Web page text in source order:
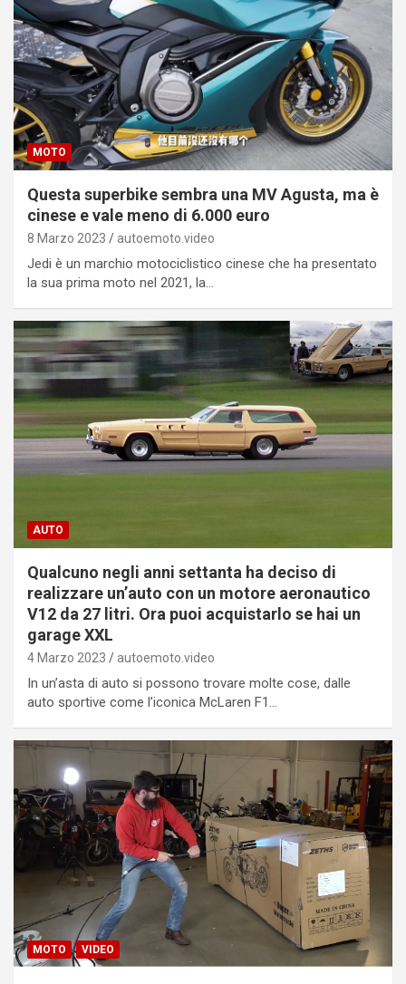
MOTO
Questa superbike sembra una MV Agusta, ma è
cinese e vale meno di 6.000 euro
8 Marzo 2023 autoemoto.video
Jedi è un marchio motociclistico cinese che ha presentato
la sua prima moto nel 2021, la…
AUTO
Qualcuno negli anni settanta ha deciso di
realizzare un’auto con un motore aeronautico
V12 da 27 litri. Ora puoi acquistarlo se hai un
garage XXL
4 Marzo 2023 autoemoto.video
In un’asta di auto si possono trovare molte cose, dalle
auto sportive come l’iconica McLaren F1…
MOTO VIDEO